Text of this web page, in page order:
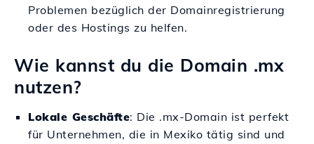
Problemen bezüglich der Domainregistrierung
oder des Hostings zu helfen.
Wie kannst du die Domain .mx
nutzen?
Lokale Geschäfte: Die .mx-Domain ist perfekt
für Unternehmen, die in Mexiko tätig sind und